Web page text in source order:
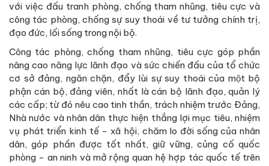
với việc đấu tranh phòng, chống tham nhũng, tiêu cực và
công tác phòng, chống sự suy thoái về tư tưởng chính trị,
đạo đức, lối sống trong nội bộ.
Công tác phòng, chống tham nhũng, tiêu cực góp phần
nâng cao năng lực lãnh đạo và sức chiến đấu của tổ chức
cơ sở đảng, ngăn chặn, đẩy lùi sự suy thoái của một bộ
phận cán bộ, đảng viên, nhất là cán bộ lãnh đạo, quản lý
các cấp; từ đó nêu cao tinh thần, trách nhiệm trước Đảng,
Nhà nước và nhân dân thực hiện thắng lợi mục tiêu, nhiệm
vụ phát triển kinh tế - xã hội, chăm lo đời sống của nhân
dân, góp phần được tốt nhất, giữ vững, củng cố quốc
phòng - an ninh và mở rộng quan hệ hợp tác quốc tế trên